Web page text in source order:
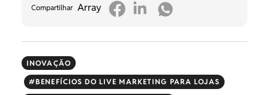
Compartilhar Array
INOVAÇÃO
BENEFÍCIOS DO LIVE MARKETING PARA LOJAS